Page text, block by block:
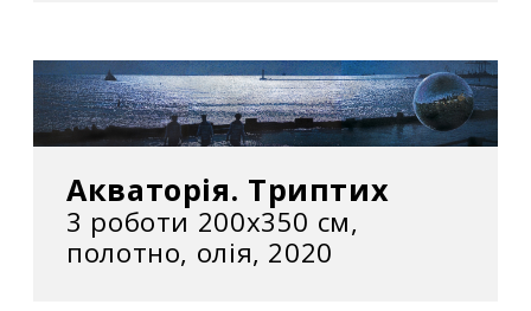
Акваторія. Триптих
3 роботи 200х350 см,
полотно, олія, 2020